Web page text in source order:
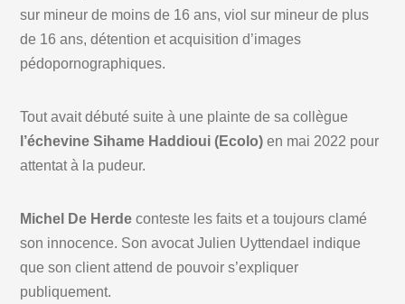
sur mineur de moins de 16 ans, viol sur mineur de plus
de 16 ans, détention et acquisition d’images
pédopornographiques.
Tout avait débuté suite à une plainte de sa collègue
l’échevine Sihame Haddioui (Ecolo) en mai 2022 pour
attentat à la pudeur.
Michel De Herde conteste les faits et a toujours clamé
son innocence. Son avocat Julien Uyttendael indique
que son client attend de pouvoir s’expliquer
publiquement.